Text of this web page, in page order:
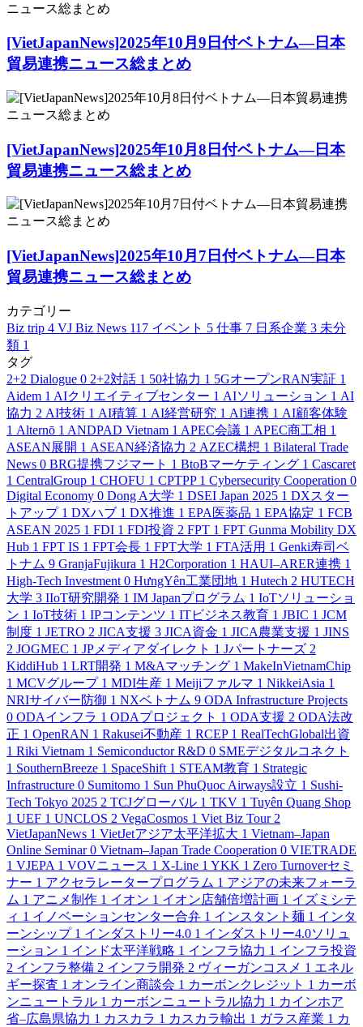
[VietJapanNews]2025年10月9日付ベトナム―日本
貿易連携ニュース総まとめ
[VietJapanNews]2025年10月8日付ベトナム―日本
貿易連携ニュース総まとめ
[VietJapanNews]2025年10月7日付ベトナム―日本
貿易連携ニュース総まとめ
カテゴリー
Biz trip 4 VJ Biz News 117 イベント 5 仕事 7 日系企業 3 未分
類 1
タグ
2+2 Dialogue 0 2+2対話 1 50社協力 1 5GオープンRAN実証 1
Aidem 1 AIクリエイティブセンター 1 AIソリューション 1 AI
協力 2 AI技術 1 AI積算 1 AI経営研究 1 AI連携 1 AI顧客体験
1 Alternō 1 ANDPAD Vietnam 1 APEC会議 1 APEC商工相 1
ASEAN展開 1 ASEAN経済協力 2 AZEC構想 1 Bilateral Trade
News 0 BRG提携フジマート 1 BtoBマーケティング 1 Cascaret
1 CentralGroup 1 CHOFU 1 CPTPP 1 Cybersecurity Cooperation 0
Digital Economy 0 Dong A大学 1 DSEI Japan 2025 1 DXスター
トアップ 1 DXハブ 1 DX推進 1 EPA医薬品 1 EPA協定 1 FCB
ASEAN 2025 1 FDI 1 FDI投資 2 FPT 1 FPT Gunma Mobility DX
Hub 1 FPT IS 1 FPT会長 1 FPT大学 1 FTA活用 1 Genki寿司ベ
トナム 9 GranjaFujikura 1 H2Corporation 1 HAUI–ARER連携 1
High-Tech Investment 0 HưngYên工業団地 1 Hutech 2 HUTECH
大学 3 IIoT研究開発 1 IM Japanプログラム 1 IoTソリューショ
ン 1 IoT技術 1 IPコンテンツ 1 ITビジネス教育 1 JBIC 1 JCM
制度 1 JETRO 2 JICA支援 3 JICA資金 1 JICA農業支援 1 JINS
2 JOGMEC 1 JPメディアダイレクト 1 Jパートナーズ 2
KiddiHub 1 LRT開発 1 M&Aマッチング 1 MakeInVietnamChip
1 MCVグループ 1 MDI生産 1 Meijiファルマ 1 NikkeiAsia 1
NRIサイバー防御 1 NXベトナム 9 ODA Infrastructure Projects
0 ODAインフラ 1 ODAプロジェクト 1 ODA支援 2 ODA法改
正 1 OpenRAN 1 Rakusei不動産 1 RCEP 1 RealTechGlobal出資
1 Riki Vietnam 1 Semiconductor R&D 0 SMEデジタルコネクト
1 SouthernBreeze 1 SpaceShift 1 STEAM教育 1 Strategic
Infrastructure 0 Sumitomo 1 Sun PhuQuoc Airways設立 1 Sushi-
Tech Tokyo 2025 2 TCJグローバル 1 TKV 1 Tuyên Quang Shop
1 UEF 1 UNCLOS 2 VegaCosmos 1 Viet Biz Tour 2
VietJapanNews 1 VietJetアジア太平洋拡大 1 Vietnam–Japan
Online Seminar 0 Vietnam–Japan Trade Cooperation 0 VIETRADE
1 VJEPA 1 VOVニュース 1 X-Line 1 YKK 1 Zero Turnoverセミ
ナー 1 アクセラレータープログラム 1 アジアの未来フォーラ
ム 1 アニメ制作 1 イオン 1 イオン店舗倍増計画 1 イズミシテ
ィ 1 イノベーションセンター合弁 1 インスタント麺 1 インタ
ーンシップ 1 インダストリー4.0 1 インダストリー4.0ソリュ
ーション 1 インド太平洋戦略 1 インフラ協力 1 インフラ投資
2 インフラ整備 2 インフラ開発 2 ヴィーガンコスメ 1 エネル
ギー探査 1 オンライン商談会 1 カーボンクレジット 1 カーボ
ンニュートラル 1 カーボンニュートラル協力 1 カインホア
省–広島県協力 1 カスカラ 1 カスカラ輸出 1 ガラス産業 1 カ